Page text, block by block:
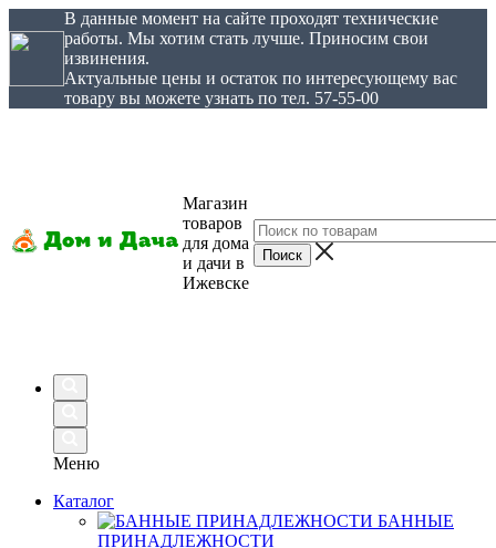
В данные момент на сайте проходят технические
работы. Мы хотим стать лучше. Приносим свои
извинения.
Актуальные цены и остаток по интересующему вас
товару вы можете узнать по тел. 57-55-00
Магазин
товаров
для дома
и дачи в
Ижевске
Меню
Каталог
БАННЫЕ
ПРИНАДЛЕЖНОСТИ